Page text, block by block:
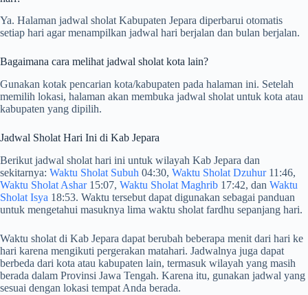
Ya. Halaman jadwal sholat Kabupaten Jepara diperbarui otomatis
setiap hari agar menampilkan jadwal hari berjalan dan bulan berjalan.
Bagaimana cara melihat jadwal sholat kota lain?
Gunakan kotak pencarian kota/kabupaten pada halaman ini. Setelah
memilih lokasi, halaman akan membuka jadwal sholat untuk kota atau
kabupaten yang dipilih.
Jadwal Sholat Hari Ini di Kab Jepara
Berikut jadwal sholat hari ini untuk wilayah Kab Jepara dan
sekitarnya: Waktu Sholat Subuh 04:30, Waktu Sholat Dzuhur11:46,
Waktu Sholat Ashar15:07, Waktu Sholat Maghrib 17:42, dan Waktu
Sholat Isya 18:53. Waktu tersebut dapat digunakan sebagai panduan
untuk mengetahui masuknya lima waktu sholat fardhu sepanjang hari.
Waktu sholat di Kab Jepara dapat berubah beberapa menit dari hari ke
hari karena mengikuti pergerakan matahari. Jadwalnya juga dapat
berbeda dari kota atau kabupaten lain, termasuk wilayah yang masih
berada dalam Provinsi Jawa Tengah. Karena itu, gunakan jadwal yang
sesuai dengan lokasi tempat Anda berada.